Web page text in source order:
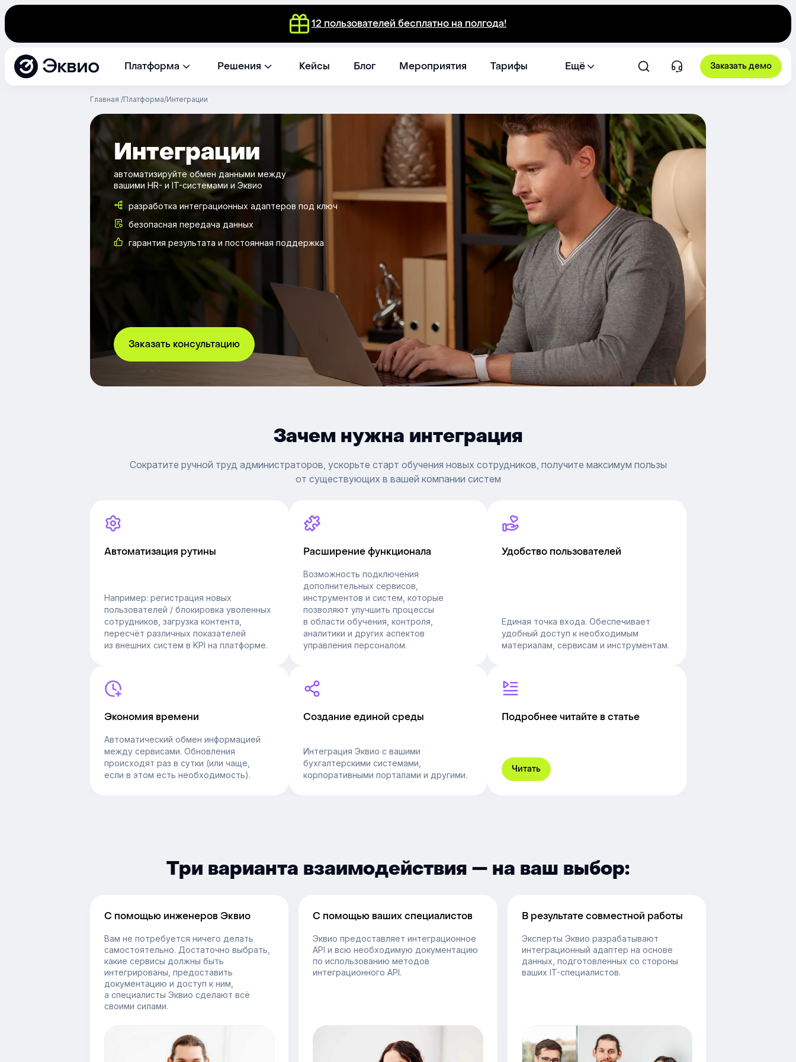
12 пользователей бесплатно на полгода!
Эквио Платформа Решения Кейсы Блог Мероприятия Тарифы Ещё Заказать демо
Главная Платформа Интеграции
Интеграции
автоматизируйте обмен данными между
вашими HR- и IT-системами и Эквио
разработка интеграционных адаптеров под ключ
безопасная передача данных
гарантия результата и постоянная поддержка
Заказать консультацию
Зачем нужна интеграция
Сократите ручной труд администраторов, ускорьте старт обучения новых сотрудников, получите максимум пользы
от существующих в вашей компании систем
Автоматизация рутины
Например: регистрация новых
пользователей / блокировка уволенных
сотрудников, загрузка контента,
пересчёт различных показателей
из внешних систем в KPI на платформе.
Расширение функционала
Возможность подключения
дополнительных сервисов,
инструментов и систем, которые
позволяют улучшить процессы
в области обучения, контроля,
аналитики и других аспектов
управления персоналом.
Удобство пользователей
Единая точка входа. Обеспечивает
удобный доступ к необходимым
материалам, сервисам и инструментам.
Экономия времени
Автоматический обмен информацией
между сервисами. Обновления
происходят раз в сутки (или чаще,
если в этом есть необходимость).
Создание единой среды
Интеграция Эквио с вашими
бухгалтерскими системами,
корпоративными порталами и другими.
Подробнее читайте в статье
Читать
Три варианта взаимодействия — на ваш выбор:
С помощью инженеров Эквио
Вам не потребуется ничего делать
самостоятельно. Достаточно выбрать,
какие сервисы должны быть
интегрированы, предоставить
документацию и доступ к ним,
а специалисты Эквио сделают всё
своими силами.
C помощью ваших специалистов
Эквио предоставляет интеграционное
API и всю необходимую документацию
по использованию методов
интеграционного API.
В результате совместной работы
Эксперты Эквио разрабатывают
интеграционный адаптер на основе
данных, подготовленных со стороны
ваших IT-специалистов.